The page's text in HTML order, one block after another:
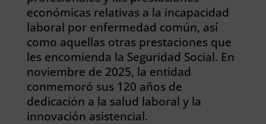
económicas relativas a la incapacidad
laboral por enfermedad común, así
como aquellas otras prestaciones que
les encomienda la Seguridad Social. En
noviembre de 2025, la entidad
conmemoró sus 120 años de
dedicación a la salud laboral y la
innovación asistencial.